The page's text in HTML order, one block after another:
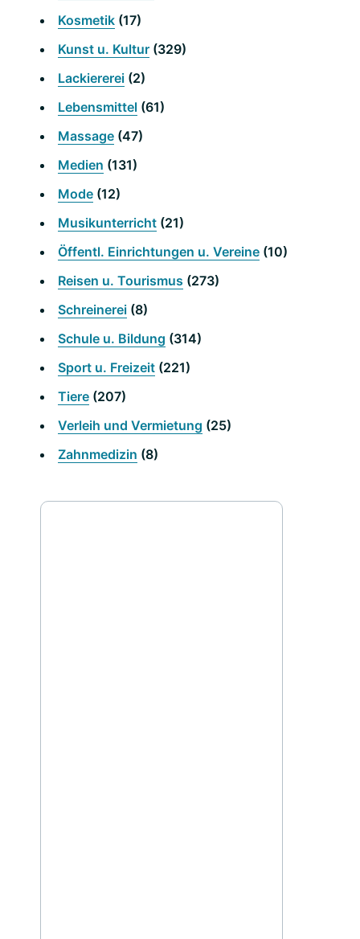
Kosmetik (17)
Kunst u. Kultur (329)
Lackiererei (2)
Lebensmittel (61)
Massage (47)
Medien (131)
Mode (12)
Musikunterricht (21)
Öffentl. Einrichtungen u. Vereine (10)
Reisen u. Tourismus (273)
Schreinerei (8)
Schule u. Bildung (314)
Sport u. Freizeit (221)
Tiere (207)
Verleih und Vermietung (25)
Zahnmedizin (8)